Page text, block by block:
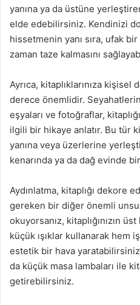
yanına ya da üstüne
elde edebilirsiniz. Kendinizi
hissetmenin yanı sıra, ufak
zaman taze kalmasını
Ayrıca, kitaplıklarınıza
derece önemlidir.
eşyaları ve fotoğraflar,
ilgili bir hikaye anlatır. Bu tür
yanına veya üzerlerine
kenarında ya da dağ evinde
Aydınlatma, kitaplığı dekore
gereken bir diğer önemli
okuyorsanız, kitaplığınızın
küçük ışıklar kullanarak hem
estetik bir hava
da küçük masa lambaları ile
getirebilirsiniz.